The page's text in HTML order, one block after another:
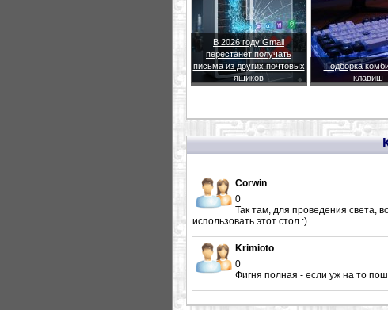
В 2026 году Gmail
перестанет получать
письма из других почтовых
ящиков
Подборка
клавиш
Corwin
0
Так там, для проведения света,
использовать этот стол :)
Krimioto
0
Фигня полная - если уж на то